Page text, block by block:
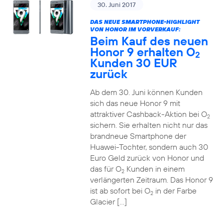
30. Juni 2017
DAS NEUE SMARTPHONE-HIGHLIGHT
VON HONOR IM VORVERKAUF:
Beim Kauf des neuen
Honor 9 erhalten O2
Kunden 30 EUR
zurück
Ab dem 30. Juni können Kunden
sich das neue Honor 9 mit
attraktiver Cashback-Aktion bei O2
sichern. Sie erhalten nicht nur das
brandneue Smartphone der
Huawei-Tochter, sondern auch 30
Euro Geld zurück von Honor und
das für O2Kunden in einem
verlängerten Zeitraum. Das Honor 9
ist ab sofort bei O2in der Farbe
Glacier […]